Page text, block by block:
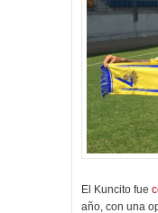
El Kuncito fue
año, con una